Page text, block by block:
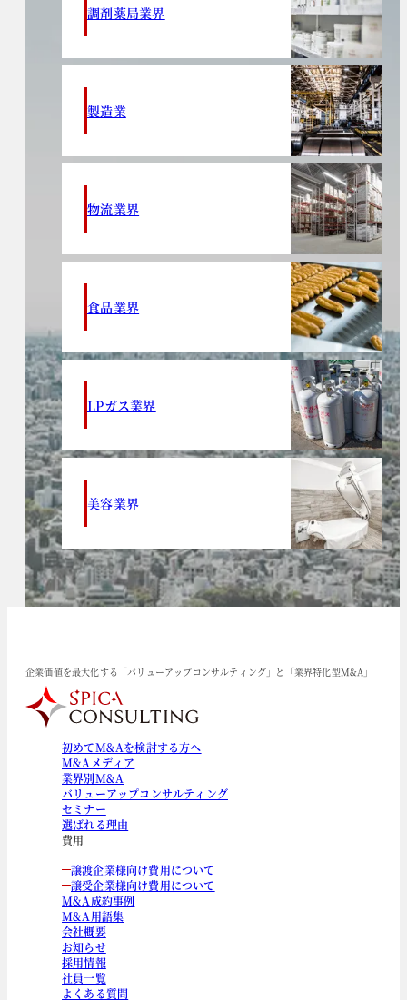
調剤薬局業界
製造業
物流業界
食品業界
LPガス業界
美容業界
企業価値を最大化する「バリューアップコンサルティング」と「業界特化型M&A」
初めてM&Aを検討する方へ
M&Aメディア
業界別M&A
バリューアップコンサルティング
セミナー
選ばれる理由
費用
譲渡企業様向け費用について
譲受企業様向け費用について
M&A成約事例
M&A用語集
会社概要
お知らせ
採用情報
社員一覧
よくある質問